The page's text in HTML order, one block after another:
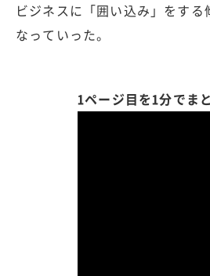
ビジネスに「囲い込み」をする
なっていった。
1ページ目を1分でま